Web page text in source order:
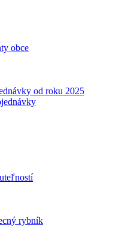
obce
od roku 2025
rybník